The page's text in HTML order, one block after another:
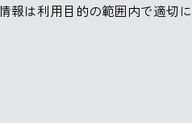
報は利用目的の範囲内で適切に